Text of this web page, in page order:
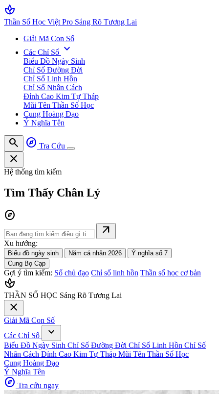
spa
Thần Số Học Việt Pro Sáng Rõ Tương Lai
Giải Mã Con Số
Các Chỉ Số expand_more
Biểu Đồ Ngày Sinh
Chỉ Số Đường Đời
Chỉ Số Linh Hồn
Chỉ Số Nhân Cách
Đỉnh Cao Kim Tự Tháp
Mũi Tên Thần Số Học
Cung Hoàng Đạo
Ý Nghĩa Tên
search explore Tra Cứu
close
Hệ thống tìm kiếm
Tìm Thấy Chân Lý
explore
arrow_outward
Xu hướng:
Biểu đồ ngày sinh Năm cá nhân 2026
Ý nghĩa số 7
Cung Bọ Cạp
Gợi ý tìm kiếm: Số chủ đạo Chỉ số linh hồn Thần số học cơ bản
spa
THẦN SỐ HỌC Sáng Rõ Tương Lai
close
Giải Mã Con Số
Các Chỉ Số
expand_more
Biểu Đồ Ngày Sinh Chỉ Số Đường Đời Chỉ Số Linh Hồn Chỉ Số
Nhân Cách Đỉnh Cao Kim Tự Tháp Mũi Tên Thần Số Học
Cung Hoàng Đạo
Ý Nghĩa Tên
explore Tra cứu ngay